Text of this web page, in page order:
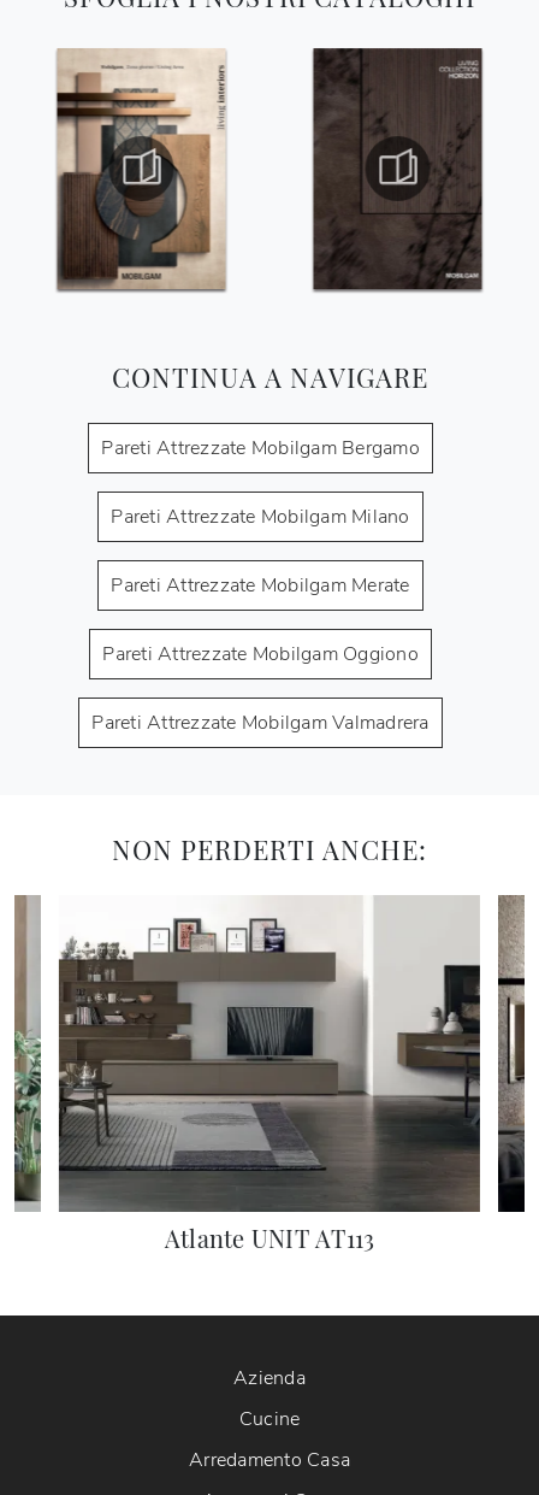
CONTINUA A NAVIGARE
Pareti Attrezzate Mobilgam Bergamo
Pareti Attrezzate Mobilgam Milano
Pareti Attrezzate Mobilgam Merate
Pareti Attrezzate Mobilgam Oggiono
Pareti Attrezzate Mobilgam Valmadrera
NON PERDERTI ANCHE:
Atlante UNIT AT113
Azienda
Cucine
Arredamento Casa